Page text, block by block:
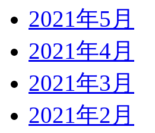
2021年5月
2021年4月
2021年3月
2021年2月